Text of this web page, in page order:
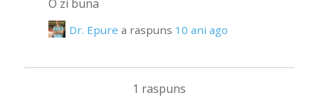
O zi buna
Dr. Epure a raspuns 10 ani ago
1 raspuns